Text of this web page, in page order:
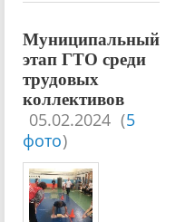
Муниципальный
этап ГТО среди
трудовых
коллективов
05.02.2024 (5
фото)